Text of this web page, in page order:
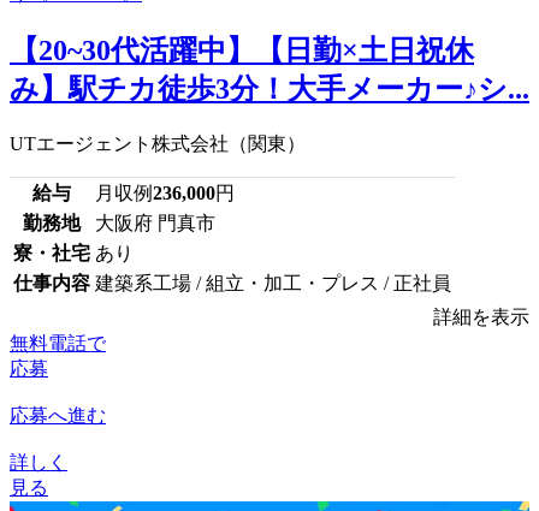
【20~30代活躍中】【日勤×土日祝休
み】駅チカ徒歩3分！大手メーカー♪シ...
UTエージェント株式会社（関東）
給与 月収例236,000円
勤務地
大阪府 門真市
寮・社宅 あり
仕事内容 建築系工場 / 組立・加工・プレス / 正社員
詳細を表示
無料電話で
応募
応募へ進む
詳しく
見る